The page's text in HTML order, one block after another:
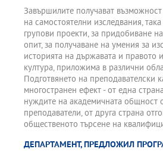
Завършилите получават
на самостоятелни изследвания,
групови проекти, за придобиване
опит, за получаване на умения за
историята на държавата и правото
култура, приложима в различни
Подготвянето на преподавателски
многостранен ефект - от една
нуждите на академичната общност
преподаватели, от друга страна
общественото търсене на
ДЕПАРТАМЕНТ, ПРЕДЛОЖИЛ